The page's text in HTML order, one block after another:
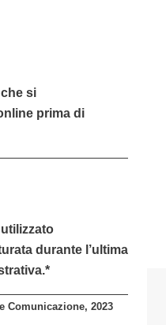
si
prima di
durante l’ultima
Comunicazione, 2023